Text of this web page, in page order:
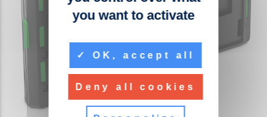
you want to activate
OK, accept all
Deny all cookies